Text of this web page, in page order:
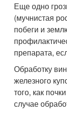
Еще одно
(мучнистая
побеги и
препарата,
Обработку
железного
того, как
случае